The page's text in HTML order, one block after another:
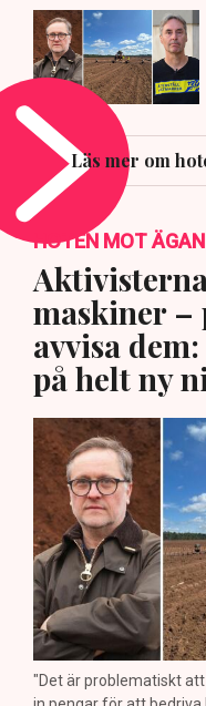
Läs mer om
HOTEN MOT
maskiner –
avvisa
på helt ny
"Det är problematiskt